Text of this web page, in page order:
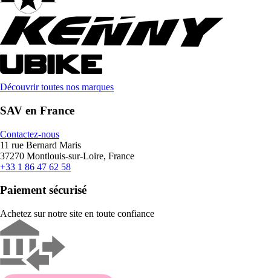
Découvrir toutes nos marques
SAV en France
Contactez-nous
11 rue Bernard Maris
37270 Montlouis-sur-Loire, France
+33 1 86 47 62 58
Paiement sécurisé
Achetez sur notre site en toute confiance